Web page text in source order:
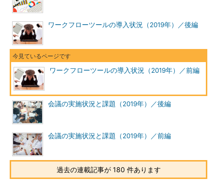
ワークフローツールの導入状況（2019年）／後編
ワークフローツールの導入状況（2019年）／前編
会議の実施状況と課題（2019年）／後編
会議の実施状況と課題（2019年）／前編
過去の連載記事が 180 件あります